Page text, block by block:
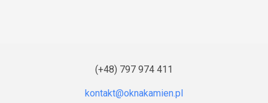
(+48) 797 974 411